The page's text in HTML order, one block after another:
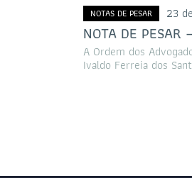
NOTAS DE PESAR 23
NOTA DE PESAR
A Ordem dos
Ivaldo Ferreia dos